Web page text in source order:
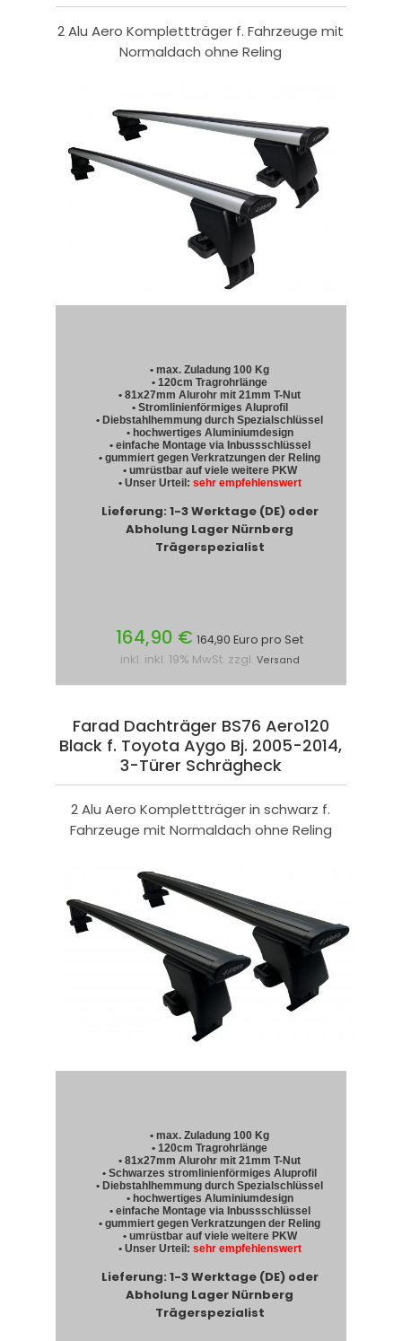
2 Alu Aero Komplettträger f. Fahrzeuge mit
Normaldach ohne Reling
• max. Zuladung 100 Kg
• 120cm Tragrohrlänge
• 81x27mm Alurohr mit 21mm T-Nut
• Stromlinienförmiges Aluprofil
• Diebstahlhemmung durch Spezialschlüssel
• hochwertiges Aluminiumdesign
• einfache Montage via Inbussschlüssel
• gummiert gegen Verkratzungen der Reling
• umrüstbar auf viele weitere PKW
• Unser Urteil: sehr empfehlenswert
Lieferung: 1-3 Werktage (DE) oder
Abholung Lager Nürnberg
Trägerspezialist
164,90 € 164,90 Euro pro Set
inkl. inkl. 19% MwSt. zzgl. Versand
Farad Dachträger BS76 Aero120
Black f. Toyota Aygo Bj. 2005-2014,
3-Türer Schrägheck
2 Alu Aero Komplettträger in schwarz f.
Fahrzeuge mit Normaldach ohne Reling
• max. Zuladung 100 Kg
• 120cm Tragrohrlänge
• 81x27mm Alurohr mit 21mm T-Nut
• Schwarzes stromlinienförmiges Aluprofil
• Diebstahlhemmung durch Spezialschlüssel
• hochwertiges Aluminiumdesign
• einfache Montage via Inbussschlüssel
• gummiert gegen Verkratzungen der Reling
• umrüstbar auf viele weitere PKW
• Unser Urteil: sehr empfehlenswert
Lieferung: 1-3 Werktage (DE) oder
Abholung Lager Nürnberg
Trägerspezialist